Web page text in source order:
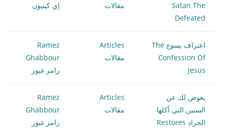
Satan The
Defeated
مقالات
إي كينيون
اعتراف يسوع The
Confession Of
Jesus
Articles
مقالات
Ramez
Ghabbour
رامز غبور
يعوض لك عن
السنين التي أكلها
الجراد Restores
Articles
مقالات
Ramez
Ghabbour
رامز غبور